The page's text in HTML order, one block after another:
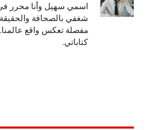
اسمي سهيل وأنا محرر
شغفي بالصحافة
مفصلة تعكس واقع عالمنا.
كتاباتي.